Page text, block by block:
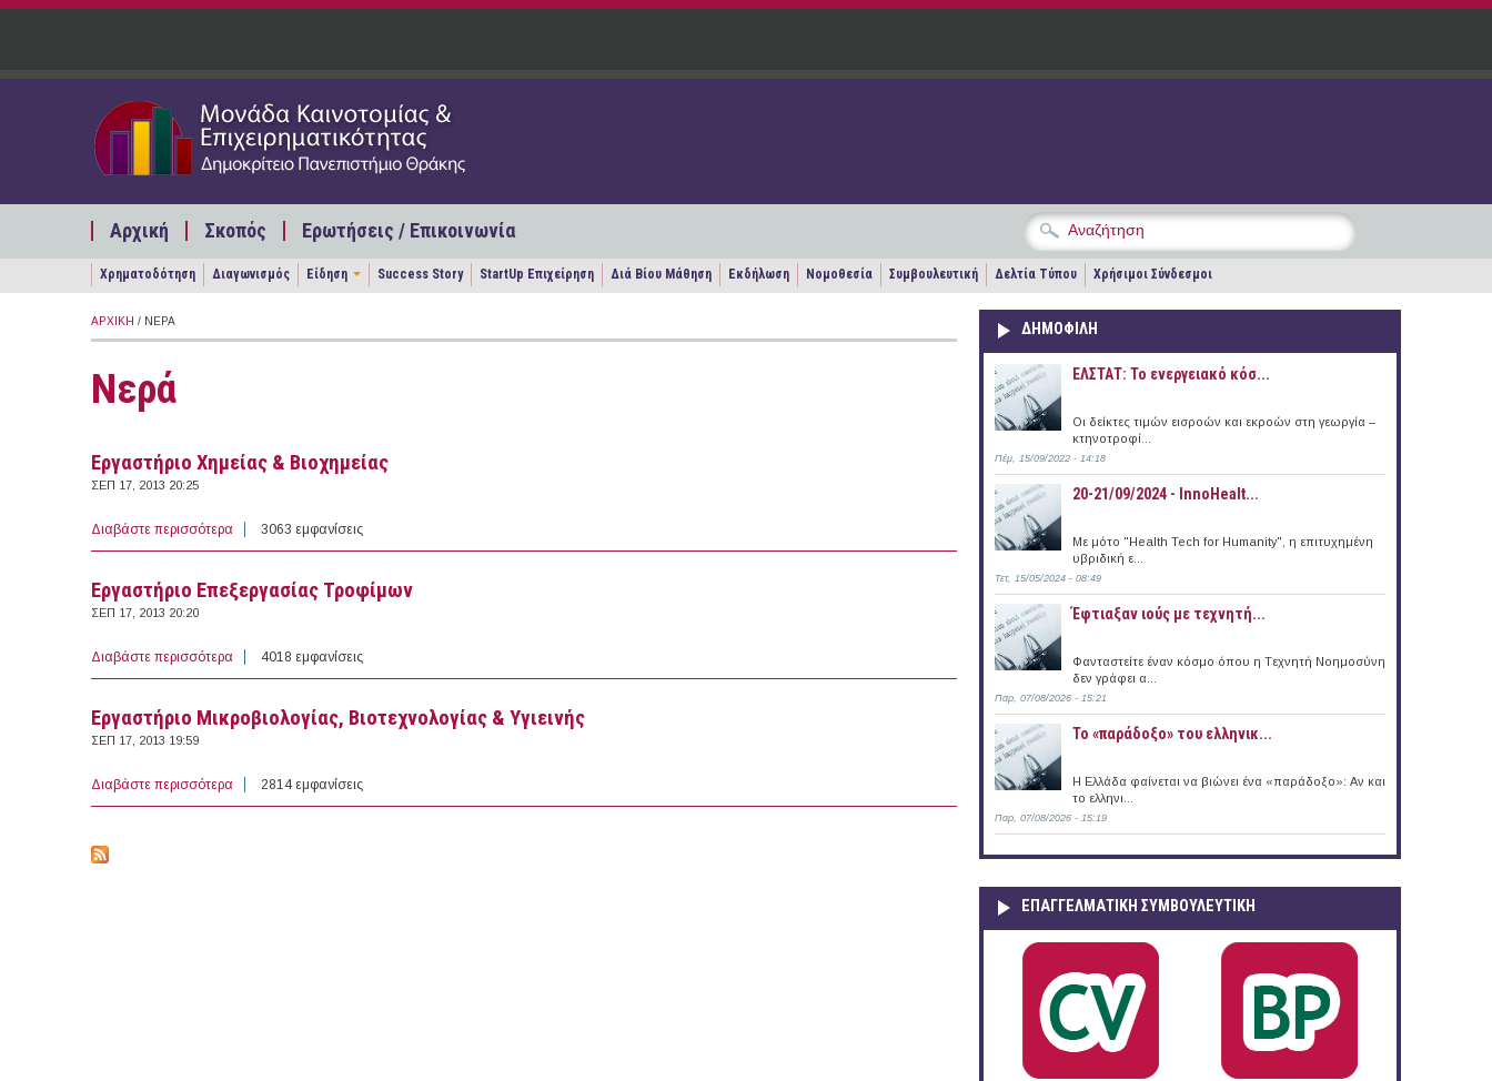
Παράκαμψη προς το κυρίως περιεχόμενο
Αρχική Σκοπός Ερωτήσεις / Επικοινωνία
Χρηματοδότηση Διαγωνισμός Είδηση Success Story StartUp Επιχείρηση Διά Βίου Μάθηση Εκδήλωση Νομοθεσία Συμβουλευτική Δελτία Τύπου Χρήσιμοι Σύνδεσμοι
ΑΡΧΙΚΉ / ΝΕΡΆ
Νερά
Εργαστήριο Χημείας & Βιοχημείας
ΣΕΠ 17, 2013 20:25
Διαβάστε περισσότερα για Εργαστήριο Χημείας & Βιοχημείας
3063 εμφανίσεις
Εργαστήριο Επεξεργασίας Τροφίμων
ΣΕΠ 17, 2013 20:20
Διαβάστε περισσότερα για Εργαστήριο Επεξεργασίας Τροφίμων
4018 εμφανίσεις
Εργαστήριο Μικροβιολογίας, Βιοτεχνολογίας & Υγιεινής
ΣΕΠ 17, 2013 19:59
Διαβάστε περισσότερα για Εργαστήριο Μικροβιολογίας, Βιοτεχνολογίας & Υγιεινής
2814 εμφανίσεις
ΔΗΜΟΦΙΛΗ
ΕΛΣΤΑΤ: Το ενεργειακό κόσ...
Οι δείκτες τιμών εισροών και εκροών στη γεωργία –
κτηνοτροφί...
Πέμ, 15/09/2022 - 14:18
20-21/09/2024 - InnoHealt...
Με μότο "Health Tech for Humanity", η επιτυχημένη
υβριδική ε...
Τετ, 15/05/2024 - 08:49
Έφτιαξαν ιούς με τεχνητή...
Φανταστείτε έναν κόσμο όπου η Tεχνητή Nοημοσύνη
δεν γράφει α...
Παρ, 07/08/2026 - 15:21
Το «παράδοξο» του ελληνικ...
Η Ελλάδα φαίνεται να βιώνει ένα «παράδοξο»: Αν και
το ελληνι...
Παρ, 07/08/2026 - 15:19
ΕΠΑΓΓΕΛΜΑΤΙΚΉ ΣΥΜΒΟΥΛΕΥΤΙΚΉ